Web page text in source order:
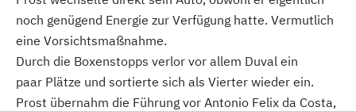
noch genügend Energie zur Verfügung hatte. Vermutlich
eine Vorsichtsmaßnahme.
Durch die Boxenstopps verlor vor allem Duval ein
paar Plätze und sortierte sich als Vierter wieder ein.
Prost übernahm die Führung vor Antonio Felix da Costa,